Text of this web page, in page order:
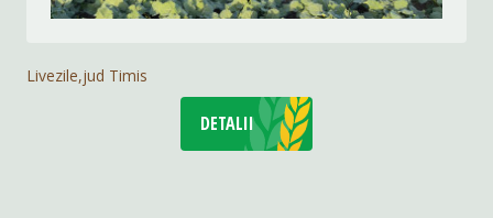
Livezile,jud Timis
DETALII